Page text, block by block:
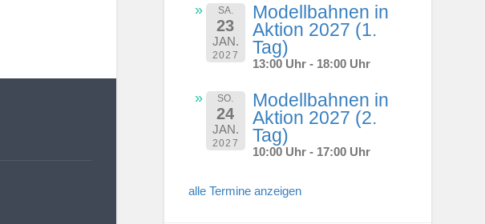
SA.
23
JAN.
2027
Modellbahnen in
Aktion 2027 (1.
Tag)
13:00 Uhr - 18:00 Uhr
SO.
24
JAN.
2027
Modellbahnen in
Aktion 2027 (2.
Tag)
10:00 Uhr - 17:00 Uhr
alle Termine anzeigen